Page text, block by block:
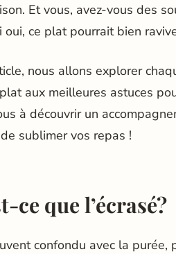
Et vous, avez-vous des
oui, ce plat pourrait bien
nous allons explorer
aux meilleures astuces
à découvrir un
sublimer vos repas !
ce que l’écrasé?
confondu avec la